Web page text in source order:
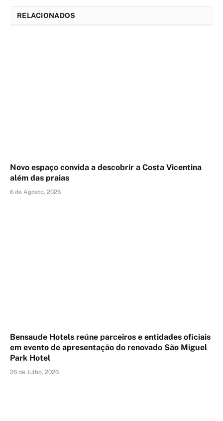
RELACIONADOS
Novo espaço convida a descobrir a Costa Vicentina
além das praias
6 de Agosto, 2026
Bensaude Hotels reúne parceiros e entidades oficiais
em evento de apresentação do renovado São Miguel
Park Hotel
26 de Julho, 2026